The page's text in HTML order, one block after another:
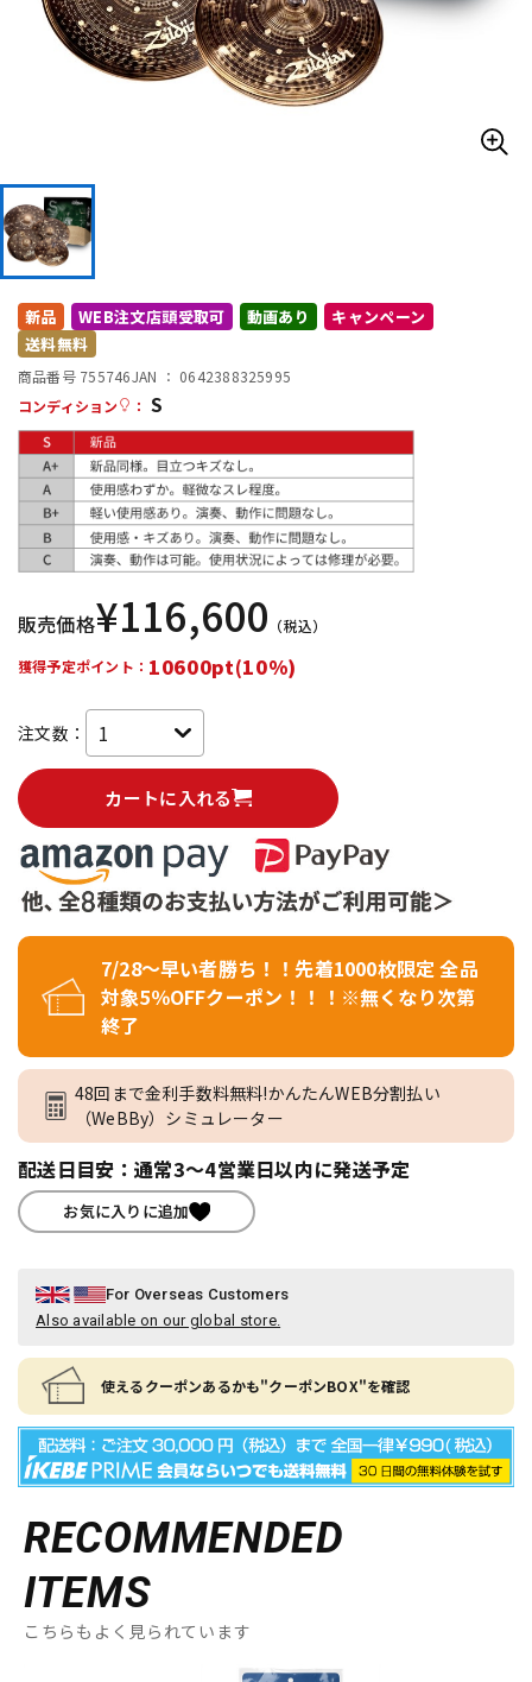
アンプ エフェクター
配信/ライブ機器 楽器アクセサリ
中古
新品 WEB注文店頭受取可 動画あり
キャンペーン
送料無料
商品番号 755746JAN ： 0642388325995
コンディション
： S
販売価格¥116,600 （税込）
獲得予定ポイント： 10600pt(10%)
注文数：
カートに入れる
7/28～早い者勝ち！！先着1000枚限定 全品
対象5％OFFクーポン！！！※無くなり次第
終了
48回まで金利手数料無料!かんたんWEB分割払い
（WeBBy）シミュレーター
配送日目安：通常3～4営業日以内に発送予定
お気に入りに追加
For Overseas Customers
Also available on our global store.
使えるクーポンあるかも"クーポンBOX"を確認
RECOMMENDED
ITEMS
こちらもよく見られています